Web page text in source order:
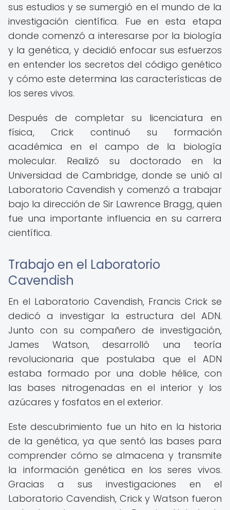
sus estudios y se sumergió en el mundo de la
investigación científica. Fue en esta etapa
donde comenzó a interesarse por la biología
y la genética, y decidió enfocar sus esfuerzos
en entender los secretos del código genético
y cómo este determina las características de
los seres vivos.
Después de completar su licenciatura en
física, Crick continuó su formación
académica en el campo de la biología
molecular. Realizó su doctorado en la
Universidad de Cambridge, donde se unió al
Laboratorio Cavendish y comenzó a trabajar
bajo la dirección de Sir Lawrence Bragg, quien
fue una importante influencia en su carrera
científica.
Trabajo en el Laboratorio
Cavendish
En el Laboratorio Cavendish, Francis Crick se
dedicó a investigar la estructura del ADN.
Junto con su compañero de investigación,
James Watson, desarrolló una teoría
revolucionaria que postulaba que el ADN
estaba formado por una doble hélice, con
las bases nitrogenadas en el interior y los
azúcares y fosfatos en el exterior.
Este descubrimiento fue un hito en la historia
de la genética, ya que sentó las bases para
comprender cómo se almacena y transmite
la información genética en los seres vivos.
Gracias a sus investigaciones en el
Laboratorio Cavendish, Crick y Watson fueron